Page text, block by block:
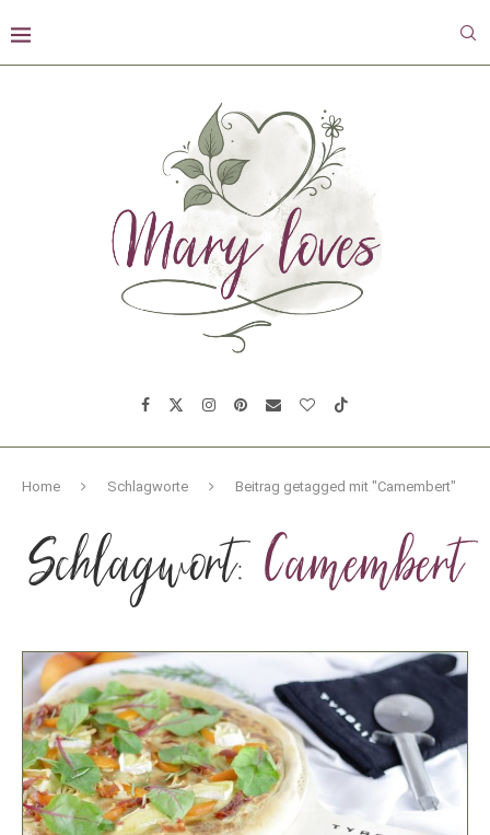
Home Schlagworte Beitrag getagged mit "Camembert"
Schlagwort:Camembert